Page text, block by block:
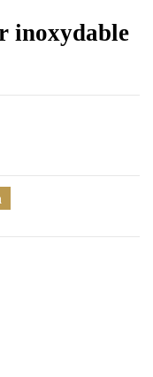
inoxydable